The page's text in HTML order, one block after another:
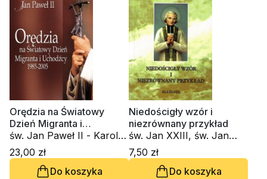
Orędzia na Światowy
Dzień Migranta i
Uchodźcy 1985 - 2005
św. Jan Paweł II - Karol
Wojtyła
23,00 zł
Do koszyka
Niedościgły wzór i
niezrównany przykład
św. Jan XXIII, św. Jan
Paweł II - Karol Wojtyła
7,50 zł
Do koszyka